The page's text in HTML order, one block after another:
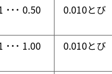
･･･ 0.50 0.010とび
･･･ 1.00 0.010とび